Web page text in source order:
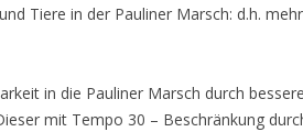
Tiere in der Pauliner Marsch: d.h.
in die Pauliner Marsch durch
mit Tempo 30 – Beschränkung